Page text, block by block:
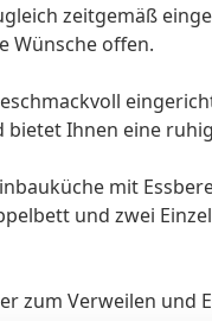
zeitgemäß
Wünsche offen.
Ihnen eine
mit
und zwei
zum Verweilen und